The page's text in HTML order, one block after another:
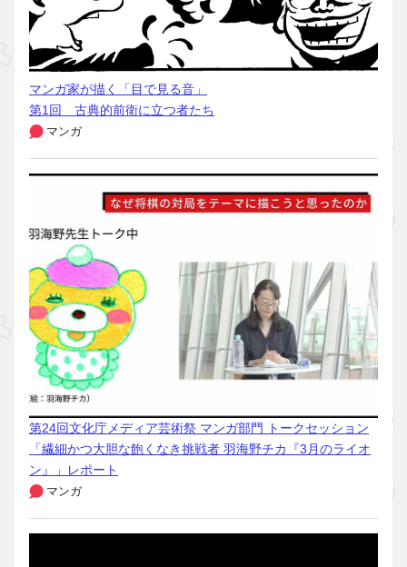
マンガ家が描く「目で見る音」
第1回 古典的前衛に立つ者たち
マンガ
第24回文化庁メディア芸術祭 マンガ部門 トークセッション
「繊細かつ大胆な飽くなき挑戦者 羽海野チカ『3月のライオ
ン』」レポート
マンガ